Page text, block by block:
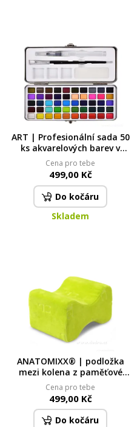
ART | Profesionální sada 50
ks akvarelových barev v
kovové kazetě | nejvyšší
kvalita pro umělce všech
úrovní
Cena pro tebe
499,00 Kč
Do kočáru
Skladem
ANATOMIXX® | podložka
mezi kolena z paměťové
pěny | pro úlevu kyčlí, kolen
& kotníků
Cena pro tebe
499,00 Kč
Do kočáru